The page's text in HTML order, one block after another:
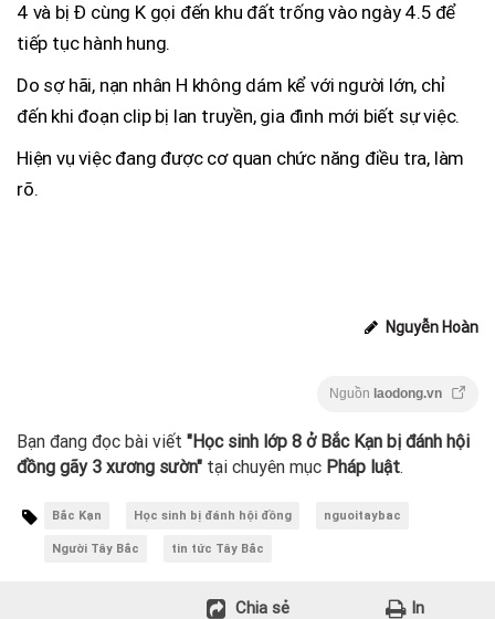
4 và bị Đ cùng K gọi đến khu đất trống vào ngày 4.5 để
tiếp tục hành hung.
Do sợ hãi, nạn nhân H không dám kể với người lớn, chỉ
đến khi đoạn clip bị lan truyền, gia đình mới biết sự việc.
Hiện vụ việc đang được cơ quan chức năng điều tra, làm
rõ.
Nguyễn Hoàn
Nguồn laodong.vn
Bạn đang đọc bài viết "Học sinh lớp 8 ở Bắc Kạn bị đánh hội
đồng gãy 3 xương sườn" tại chuyên mục Pháp luật.
Bắc Kạn Học sinh bị đánh hội đồng nguoitaybac
Người Tây Bắc tin tức Tây Bắc
Chia sẻ In